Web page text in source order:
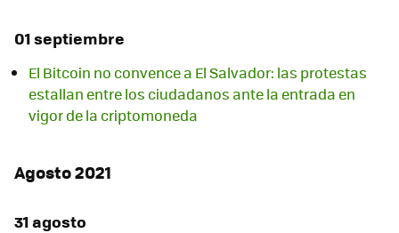
01 septiembre
El Bitcoin no convence a El Salvador: las protestas
estallan entre los ciudadanos ante la entrada en
vigor de la criptomoneda
Agosto 2021
31 agosto